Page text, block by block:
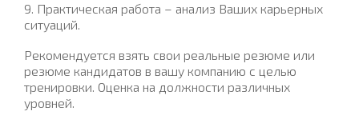
9. Практическая работа – анализ Ваших карьерных
ситуаций.
Рекомендуется взять свои реальные резюме или
резюме кандидатов в вашу компанию с целью
тренировки. Оценка на должности различных
уровней.